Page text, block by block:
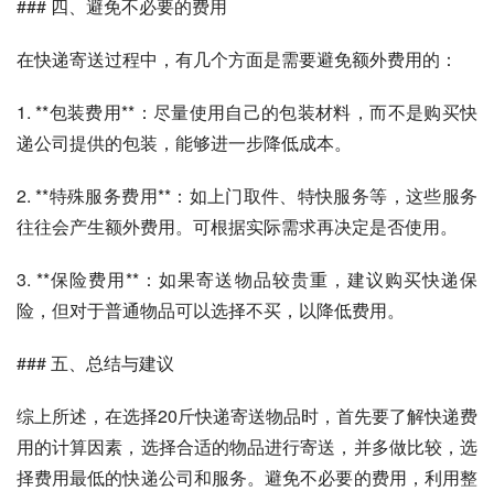
### 四、避免不必要的费用
在快递寄送过程中，有几个方面是需要避免额外费用的：
1. **包装费用**：尽量使用自己的包装材料，而不是购买快
递公司提供的包装，能够进一步降低成本。
2. **特殊服务费用**：如上门取件、特快服务等，这些服务
往往会产生额外费用。可根据实际需求再决定是否使用。
3. **保险费用**：如果寄送物品较贵重，建议购买快递保
险，但对于普通物品可以选择不买，以降低费用。
### 五、总结与建议
综上所述，在选择20斤快递寄送物品时，首先要了解快递费
用的计算因素，选择合适的物品进行寄送，并多做比较，选
择费用最低的快递公司和服务。避免不必要的费用，利用整